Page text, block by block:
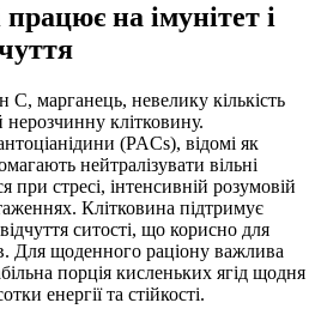
на імунітет і
С, марганець, невелику кількість
клітковину.
(PACs), відомі як
нейтралізувати вільні
стресі, інтенсивній розумовій
Клітковина підтримує
ситості, що корисно для
Для щоденного раціону важлива
порція кисленьких ягід щодня
енергії та стійкості.